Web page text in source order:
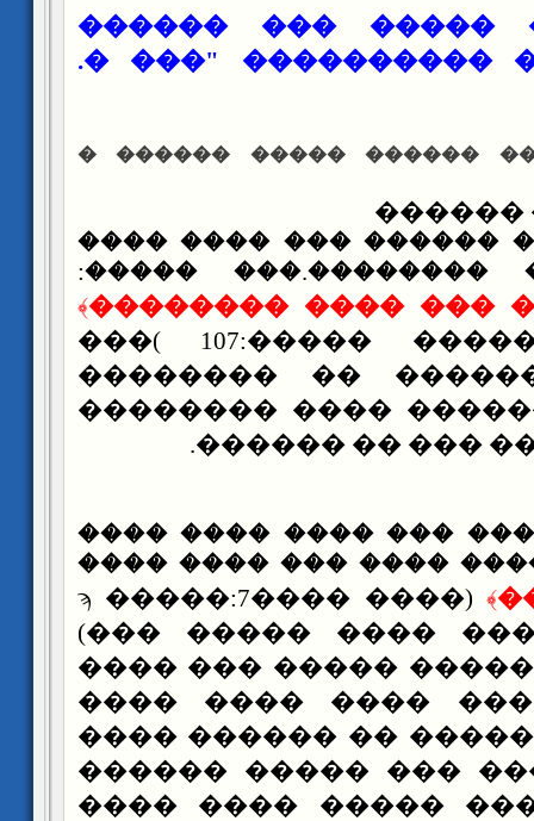
���� ����� �����
�������� ��
���� ��� ������ ������
����
��� ���� ���� ������
���� ������
��� ������� ���﴾
����
(
���
���� ��� ������
����� ��� ������
������ ��� ���� ���
��� �� ���� ���� ����
﴾ )
���� ����ϡ �����:7
(��� ����� ����
���� ��� �����
���� ���� ����
���� ������ ��
������ ����� ���
���� ���� �����